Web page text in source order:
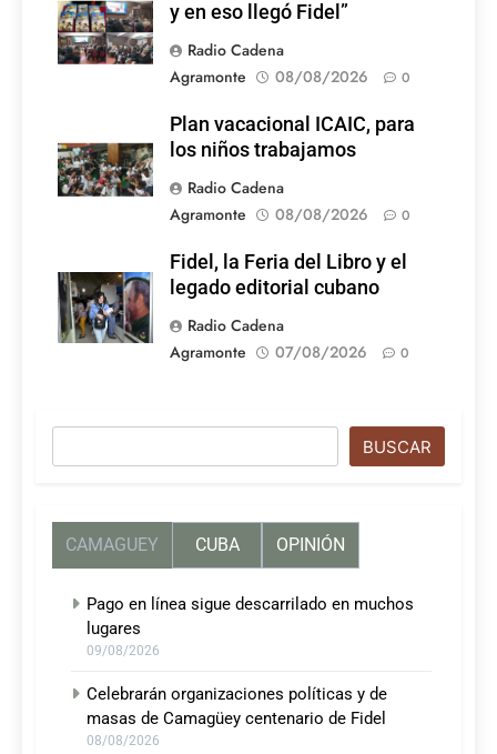
y en eso llegó Fidel”
Radio Cadena
Agramonte
08/08/2026 0
Plan vacacional ICAIC, para
los niños trabajamos
Radio Cadena
Agramonte
08/08/2026 0
Fidel, la Feria del Libro y el
legado editorial cubano
Radio Cadena
Agramonte
07/08/2026 0
BUSCAR
CAMAGUEY CUBA OPINIÓN
Pago en línea sigue descarrilado en muchos
lugares
09/08/2026
Celebrarán organizaciones políticas y de
masas de Camagüey centenario de Fidel
08/08/2026